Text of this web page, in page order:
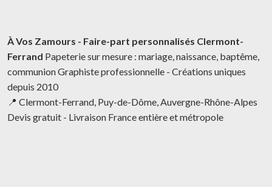
À Vos Zamours - Faire-part personnalisés Clermont-
Ferrand Papeterie sur mesure : mariage, naissance, baptême,
communion Graphiste professionnelle - Créations uniques
depuis 2010
📍 Clermont-Ferrand, Puy-de-Dôme, Auvergne-Rhône-Alpes
Devis gratuit - Livraison France entière et métropole